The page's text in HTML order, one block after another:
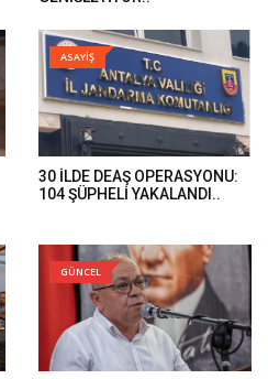
ASAYİŞ
30 İLDE DEAŞ OPERASYONU:
104 ŞÜPHELİ YAKALANDI..
GÜNCEL